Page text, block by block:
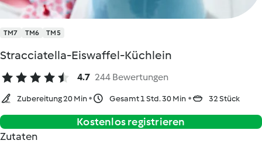
TM7 TM6 TM5
Stracciatella-Eiswaffel-Küchlein
4.7 244 Bewertungen
Zubereitung 20 Min Gesamt 1 Std. 30 Min 32 Stück
Kostenlos registrieren
Zutaten